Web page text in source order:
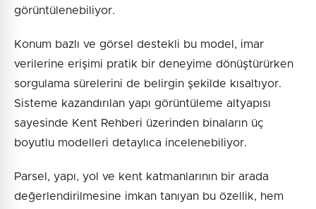
görüntülenebiliyor.
Konum bazlı ve görsel destekli bu model, imar
verilerine erişimi pratik bir deneyime dönüştürürken
sorgulama sürelerini de belirgin şekilde kısaltıyor.
Sisteme kazandırılan yapı görüntüleme altyapısı
sayesinde Kent Rehberi üzerinden binaların üç
boyutlu modelleri detaylıca incelenebiliyor.
Parsel, yapı, yol ve kent katmanlarının bir arada
değerlendirilmesine imkan tanıyan bu özellik, hem